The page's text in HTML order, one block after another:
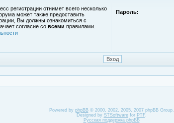
регистрации отнимет всего несколько
может также предоставить
Вы должны ознакомиться с
согласие со всеми правилами.
Пароль:
Powered by phpBB© 2000, 2002, 2005, 2007 phpBB Group.
Designed by STSoftwarefor PTF.
Русская поддержка phpBB